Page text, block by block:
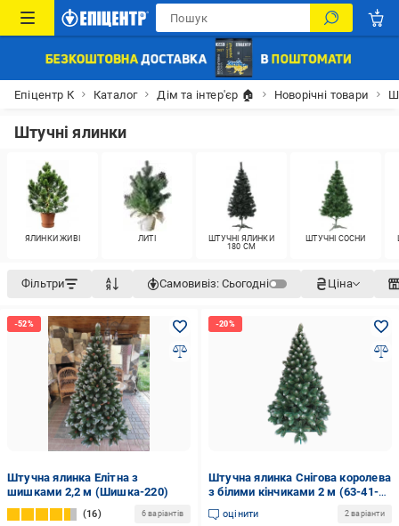
Епіцентр К Каталог Дім та інтер'єр 🏠 Новорічні товари
Штучні ялинки
ЯЛИНКИ ЖИВІ ЛИТІ
ШТУЧНІ ЯЛИНКИ
180 СМ
ШТУЧНІ СОСНИ
Фільтри Самовивіз: Сьогодні Ціна
Штучна ялинка Елітна з
шишками 2,2 м (Шишка-220)
16 6 варіантів
Штучна ялинка Снігова королева
з білими кінчиками 2 м (63-41-
С.К-200)
оцінити 2 варіанти